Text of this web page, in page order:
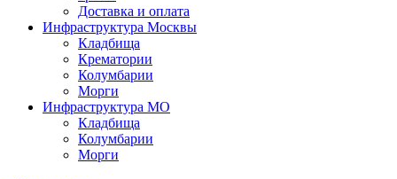
Доставка и оплата
Инфраструктура Москвы
Кладбища
Крематории
Колумбарии
Морги
Инфраструктура МО
Кладбища
Колумбарии
Морги